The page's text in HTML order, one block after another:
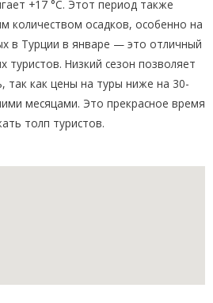
+17 °C. Этот период также
количеством осадков, особенно на
в Турции в январе — это отличный
туристов. Низкий сезон позволяет
так как цены на туры ниже на 30-
месяцами. Это прекрасное время
толп туристов.